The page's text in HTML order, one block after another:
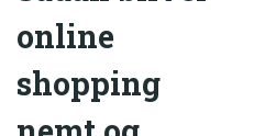
online
shopping